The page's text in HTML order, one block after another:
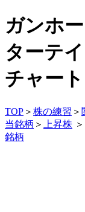
ガンホ
ターテ
チャー
TOP ＞ 株の練習 ＞
当銘柄 ＞ 上昇株 ＞
銘柄